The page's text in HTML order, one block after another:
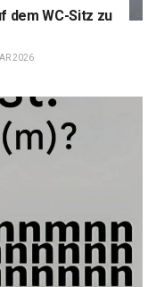
dem WC-Sitz zu
2026